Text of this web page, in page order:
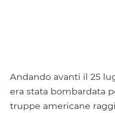
Andando avanti il ​​25
era stata bombardata
truppe americane